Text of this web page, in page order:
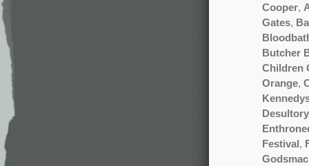
Cooper,
Gates,
Butcher
Children
Orange,
Desultory
Festival ,